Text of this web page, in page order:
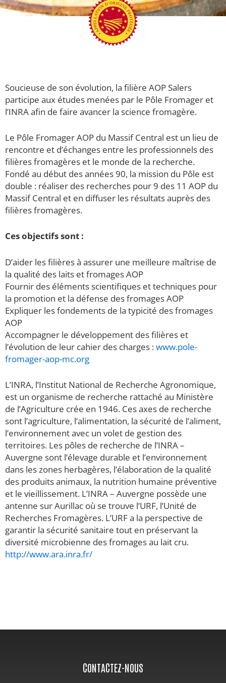
Soucieuse de son évolution, la filière AOP Salers
participe aux études menées par le Pôle Fromager et
l’INRA afin de faire avancer la science fromagère.
Le Pôle Fromager AOP du Massif Central est un lieu de
rencontre et d’échanges entre les professionnels des
filières fromagères et le monde de la recherche.
Fondé au début des années 90, la mission du Pôle est
double : réaliser des recherches pour 9 des 11 AOP du
Massif Central et en diffuser les résultats auprès des
filières fromagères.
Ces objectifs sont :
D’aider les filières à assurer une meilleure maîtrise de
la qualité des laits et fromages AOP
Fournir des éléments scientifiques et techniques pour
la promotion et la défense des fromages AOP
Expliquer les fondements de la typicité des fromages
AOP
Accompagner le développement des filières et
l’évolution de leur cahier des charges :www.pole-
fromager-aop-mc.org
L’INRA, l’Institut National de Recherche Agronomique,
est un organisme de recherche rattaché au Ministère
de l’Agriculture crée en 1946. Ces axes de recherche
sont l’agriculture, l’alimentation, la sécurité de l’aliment,
l’environnement avec un volet de gestion des
territoires. Les pôles de recherche de l’INRA –
Auvergne sont l’élevage durable et l’environnement
dans les zones herbagères, l’élaboration de la qualité
des produits animaux, la nutrition humaine préventive
et le vieillissement. L’INRA – Auvergne possède une
antenne sur Aurillac où se trouve l’URF, l’Unité de
Recherches Fromagères. L’URF a la perspective de
garantir la sécurité sanitaire tout en préservant la
diversité microbienne des fromages au lait cru.
http://www.ara.inra.fr/
CONTACTEZ-NOUS